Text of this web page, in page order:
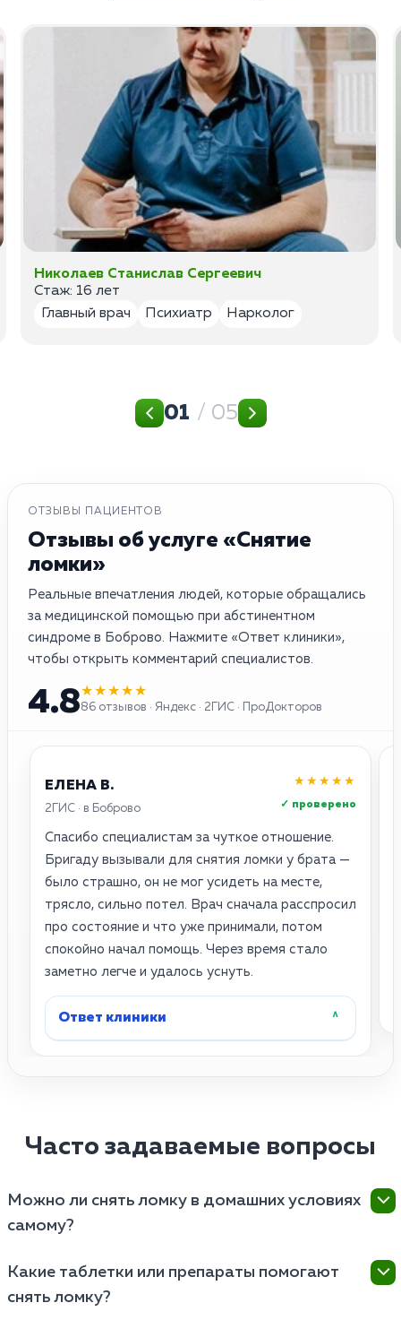
Николаев Станислав Сергеевич
Стаж: 16 лет
Главный врач
Психиатр Нарколог
01 / 05
ОТЗЫВЫ ПАЦИЕНТОВ
Отзывы об услуге «Снятие
ломки»
Реальные впечатления людей, которые обращались
за медицинской помощью при абстинентном
синдроме в Боброво. Нажмите «Ответ клиники»,
чтобы открыть комментарий специалистов.
4.8★★★★★
86 отзывов · Яндекс · 2ГИС · ПроДокторов
ЕЛЕНА В.
2ГИС · в Боброво
★★★★★
✓ проверено
Спасибо специалистам за чуткое отношение.
Бригаду вызывали для снятия ломки у брата —
было страшно, он не мог усидеть на месте,
трясло, сильно потел. Врач сначала расспросил
про состояние и что уже принимали, потом
спокойно начал помощь. Через время стало
заметно легче и удалось уснуть.
Ответ клиники ˄
Часто задаваемые вопросы
Можно ли снять ломку в домашних условиях
самому?
дома невозможно, так как безрецептурные
анальгетики лишь слегка притупляют боль, но не
Какие таблетки или препараты помогают
снять ломку?